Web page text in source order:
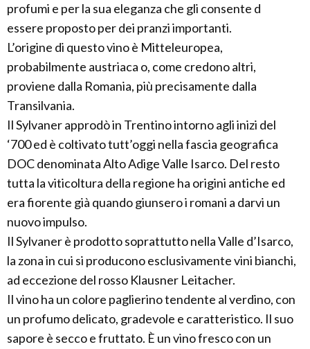
profumi e per la sua eleganza che gli consente d
essere proposto per dei pranzi importanti.
L’origine di questo vino è Mitteleuropea,
probabilmente austriaca o, come credono altri,
proviene dalla Romania, più precisamente dalla
Transilvania.
Il Sylvaner approdò in Trentino intorno agli inizi del
‘700 ed è coltivato tutt’oggi nella fascia geografica
DOC denominata Alto Adige Valle Isarco. Del resto
tutta la viticoltura della regione ha origini antiche ed
era fiorente già quando giunsero i romani a darvi un
nuovo impulso.
Il Sylvaner è prodotto soprattutto nella Valle d’Isarco,
la zona in cui si producono esclusivamente vini bianchi,
ad eccezione del rosso Klausner Leitacher.
Il vino ha un colore paglierino tendente al verdino, con
un profumo delicato, gradevole e caratteristico. Il suo
sapore è secco e fruttato. È un vino fresco con un